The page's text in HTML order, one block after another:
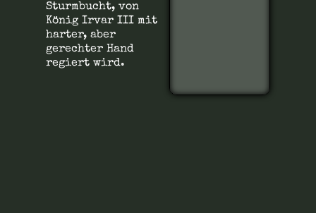
Sturmbucht, von
König Irvar III mit
harter, aber
gerechter Hand
regiert wird.